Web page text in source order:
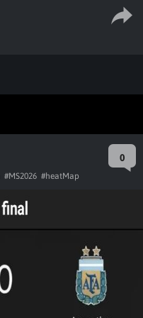
0
#MS2026 #heatMap